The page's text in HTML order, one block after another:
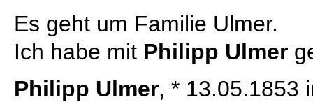
Es geht um Familie Ulmer.
Ich habe mit Philipp Ulmer
Philipp Ulmer, * 13.05.1853